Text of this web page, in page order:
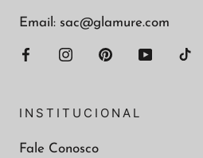
Email: sac@glamure.com
INSTITUCIONAL
Fale Conosco